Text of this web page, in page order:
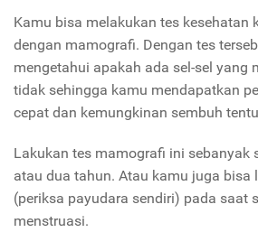
Kamu bisa melakukan tes kesehatan
dengan mamografi. Dengan tes
mengetahui apakah ada sel-sel yang
tidak sehingga kamu mendapatkan
cepat dan kemungkinan sembuh
Lakukan tes mamografi ini sebanyak
atau dua tahun. Atau kamu juga bisa
(periksa payudara sendiri) pada saat
menstruasi.